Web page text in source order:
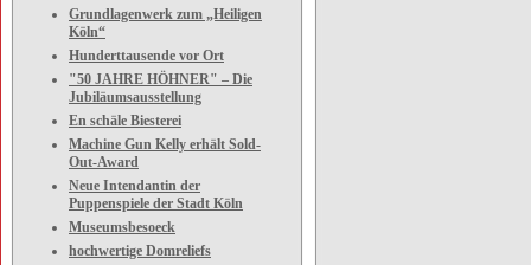
Grundlagenwerk zum „Heiligen
Köln“
Hunderttausende vor Ort
"50 JAHRE HÖHNER" – Die
Jubiläumsausstellung
En schäle Biesterei
Machine Gun Kelly erhält Sold-
Out-Award
Neue Intendantin der
Puppenspiele der Stadt Köln
Museumsbesoeck
hochwertige Domreliefs